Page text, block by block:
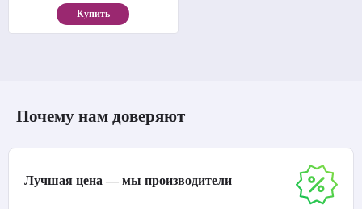
Купить
Почему нам доверяют
Лучшая цена — мы производители